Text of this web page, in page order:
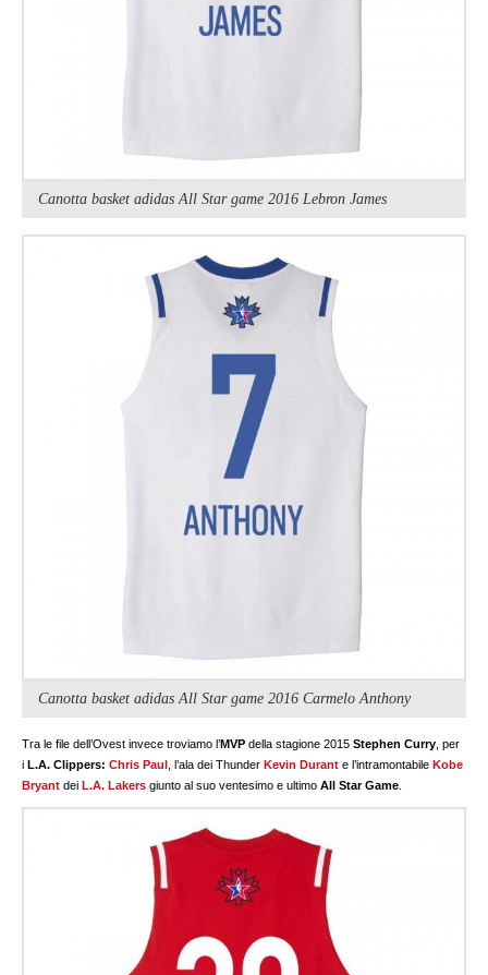
Canotta basket adidas All Star game 2016 Lebron James
Canotta basket adidas All Star game 2016 Carmelo Anthony
Tra le file dell’Ovest invece troviamo l’MVP della stagione 2015Stephen Curry , per
iL.A. Clippers:Chris Paul , l’ala dei ThunderKevin Durant e l’intramontabileKobe
Bryant deiL.A. Lakers giunto al suo ventesimo e ultimoAll Star Game